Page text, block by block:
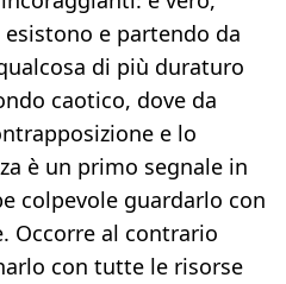
e partendo da
di più duraturo
caotico, dove da
e lo
è un primo segnale in
colpevole guardarlo con
Occorre al contrario
con tutte le risorse